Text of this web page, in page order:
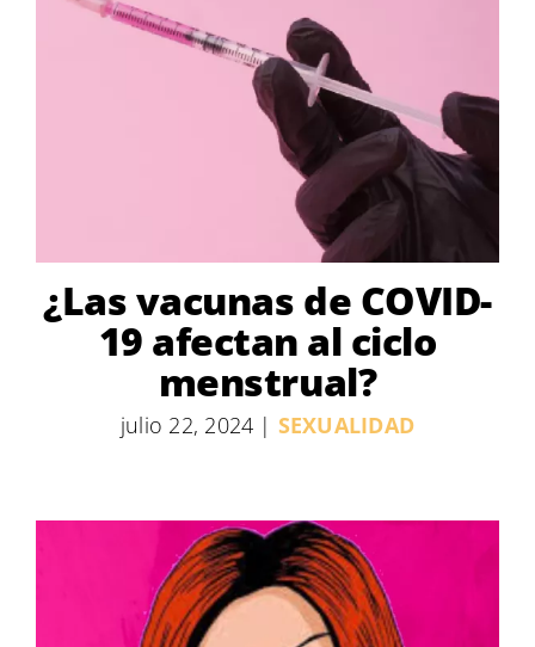
¿Las vacunas de COVID-
19 afectan al ciclo
menstrual?
julio 22, 2024 | SEXUALIDAD